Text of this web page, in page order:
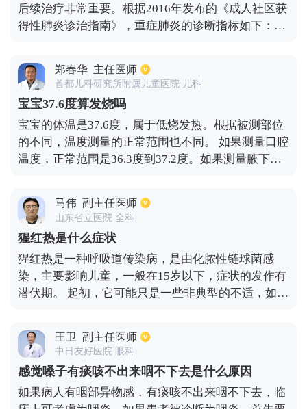
后续治疗非常重要。根据2016年发布的《成人社区获
得性肺炎诊治指南》，重症肺炎的诊断指标如下：主
次，在积极动液体复苏后，脓毒性休克仍然需要血管
活性药物治疗。次要标准是:第一，呼吸频率大于或等
于每分钟30次；第二，氧合指数小于或等于250毫微
克；第三，多肺叶渗透；第四，意识障碍或定向障
碍；五是氮质血症，血尿素氮7.14摩尔/升以上；六、
白细胞减少症，白细胞通常小于4.0×10至9的幂每
升；第七，血小板减少症；八、体温低，体温经常低
的液体复苏。符合一个主要标准或三个以上次要标准
的人可被诊断为重症肺炎，并入住重症监护室接受治
疗。
郑春华 主任医师
首都儿科研究所附属儿童医院 儿科
宝宝37.6度算发烧吗
宝宝的体温是37.6度，属于低烧发热。根据被测部位
的不同，温度测量的正常范围也不同。 如果测量口腔
温度，正常范围是36.3度到37.2度。如果测量腋下温
常值比口腔温度高0.3至0.5度，因此一般认为37.5度
以下是没有发烧的。 体温是37.6度，属于低烧发热。
如果精神状态较好，饮食较好，大便和尿液正常，可
以多喝水，注意休息，补充维生素C，注意去不太拥
挤的地方，并尽量防止交叉感染。 可以给宝宝物理降
温，如贴退热贴、洗温水澡等。还可口服小儿氨酚黄
那敏颗粒，可治疗和缓解感冒引起的各种症状。蒲地
粒、羚羊角颗粒、连花清瘟颗粒等中成药也可口服当
体温超过38.5度时，可口服布洛芬混悬液滴剂，主要
用于婴儿退热，可起到快速退热的作用。 如果体温持
续不减，精神相对虚弱，伴有咳嗽和哮喘症状，一般
认为是感冒引起的肺炎。同时也可以让宝宝多喝水，
马伟 副主任医师
山东省立医院 全科
猩红热是什么症状
猩红热是一种呼吸道传染病，是由化脓性链球菌感
染，主要影响儿童，一般在15岁以下，症状的发作有
潜伏期。 起初，它可能只是一些非典型的不适，如头
发热前就会怕冷，体温一般比较高，同时，它还伴有
一些全身毒性症状，如头痛、身体疼痛和食欲不振。
很容易被误认为急性上呼吸道感染，因为扁桃体会有
一些分泌物，咽喉部也会肿，发病的1-2天后，皮疹
王卫 副主任医师
中日友好医院 眼科
感觉嗓子有痰咳不出来咽不下去是什么原因
如果病人有咽部异物感，有痰咳不出来咽不下去，临